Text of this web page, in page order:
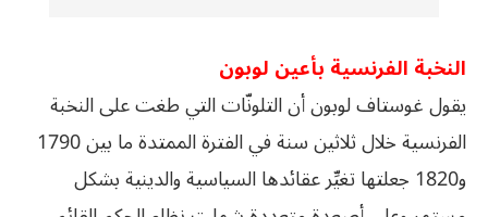
النخبة الفرنسية بأعين لوبون
يقول غوستاف لوبون أن التلونّات التي طغت على النخبة
الفرنسية خلال ثلاثين سنة في الفترة الممتدة ما بين 1790
و1820 جعلتها تغيِّر عقائدها السياسية والدينية بشكل